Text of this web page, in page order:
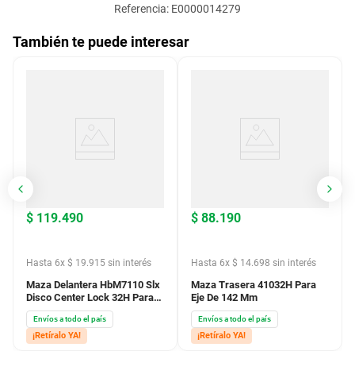
Referencia: E0000014279
También te puede interesar
$ 119.490
Hasta 6x $ 19.915 sin interés
Maza Delantera HbM7110 Slx
Disco Center Lock 32H Para
Eje 15Mm Sin Eje Old 100Mm
Envíos a todo el país
¡Retíralo YA!
$ 88.190
Hasta 6x $ 14.698 sin interés
Maza Trasera 41032H Para
Eje De 142 Mm
Envíos a todo el país
¡Retíralo YA!